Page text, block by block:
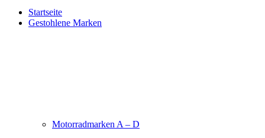
Startseite
Gestohlene Marken
Motorradmarken A – D